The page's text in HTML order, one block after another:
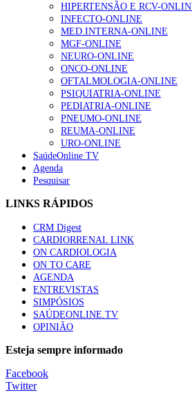
Quase quatro em cada dez
86 visualizações
“Os programas de rastreio do
66 visualizações
Trodelvy aprovado para
Especialistas defendem mais
57 visualizações
MAIS NOTÍCIAS
6 Ago, 2026
HIPERTENSÃO E RCV-
INFECTO-ONLINE
MED.INTERNA-ONLINE
MGF-ONLINE
NEURO-ONLINE
ONCO-ONLINE
OFTALMOLOGIA-ONLINE
PSIQUIATRIA-ONLINE
PEDIATRIA-ONLINE
PNEUMO-ONLINE
REUMA-ONLINE
URO-ONLINE
SaúdeOnline TV
Agenda
Pesquisar
LINKS RÁPIDOS
CRM Digest
CARDIORRENAL LINK
ON CARDIOLOGIA
ON TO CARE
AGENDA
ENTREVISTAS
SIMPÓSIOS
SAÚDEONLINE.TV
OPINIÃO
Esteja sempre informado
Facebook
Twitter